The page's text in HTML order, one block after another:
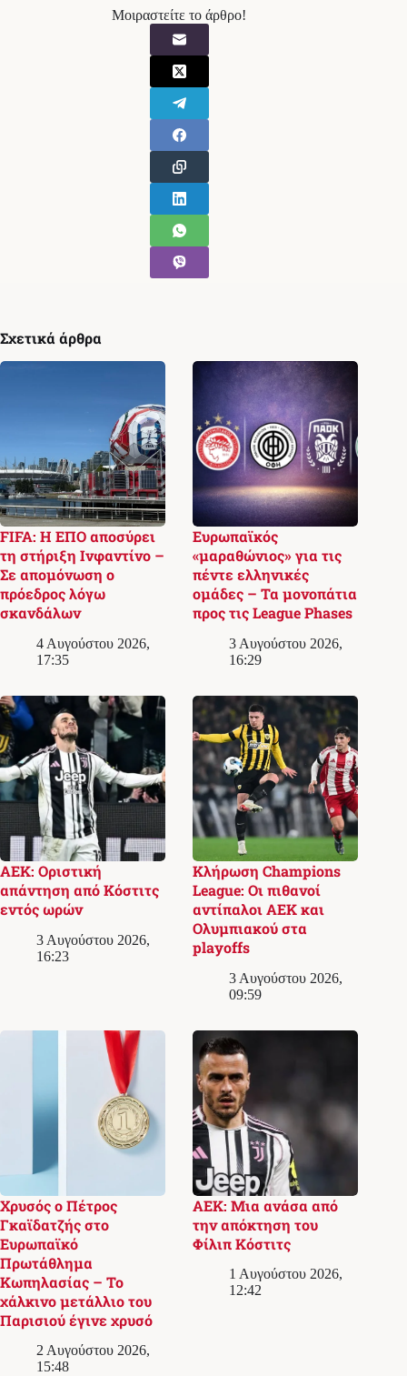
Μοιραστείτε το άρθρο!
Σχετικά άρθρα
FIFA: Η ΕΠΟ αποσύρει
τη στήριξη Ινφαντίνο –
Σε απομόνωση ο
πρόεδρος λόγω
σκανδάλων
4 Αυγούστου 2026,
17:35
Ευρωπαϊκός
«μαραθώνιος» για τις
πέντε ελληνικές
ομάδες – Τα μονοπάτια
προς τις League Phases
3 Αυγούστου 2026,
16:29
ΑΕΚ: Οριστική
απάντηση από Κόστιτς
εντός ωρών
3 Αυγούστου 2026,
16:23
Κλήρωση Champions
League: Οι πιθανοί
αντίπαλοι ΑΕΚ και
Ολυμπιακού στα
playoffs
3 Αυγούστου 2026,
09:59
Χρυσός ο Πέτρος
Γκαϊδατζής στο
Ευρωπαϊκό
Πρωτάθλημα
Κωπηλασίας – Το
χάλκινο μετάλλιο του
Παρισιού έγινε χρυσό
2 Αυγούστου 2026,
15:48
ΑΕΚ: Μια ανάσα από
την απόκτηση του
Φίλιπ Κόστιτς
1 Αυγούστου 2026,
12:42